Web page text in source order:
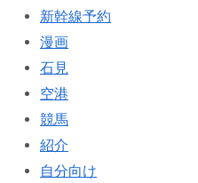
新幹線予約
漫画
石見
空港
競馬
紹介
自分向け